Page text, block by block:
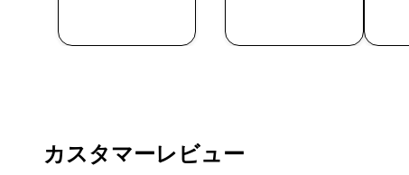
カスタマーレビュー